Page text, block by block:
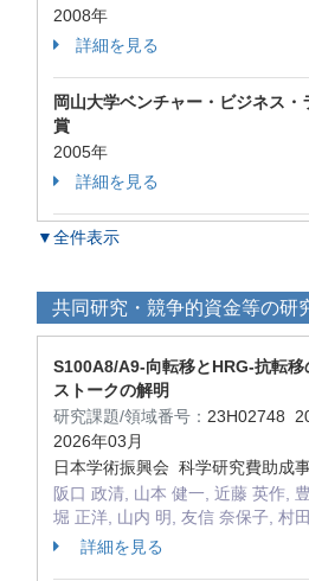
2008年
詳細を見る
岡山大学ベンチャー・ビジネス
賞
2005年
詳細を見る
▼全件表示
共同研究・競争的資金等の研
S100A8/A9-向転移とHRG-抗転移
ストークの解明
研究課題/領域番号： 23H02748
2026年03月
日本学術振興会 科学研究費助成
阪口 政清, 山本 健一, 近藤 英作,
堀 正洋, 山内 明, 友信 奈保子, 村
詳細を見る